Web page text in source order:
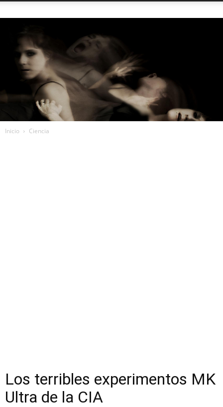
Inicio Ciencia
Los terribles experimentos MK
Ultra de la CIA